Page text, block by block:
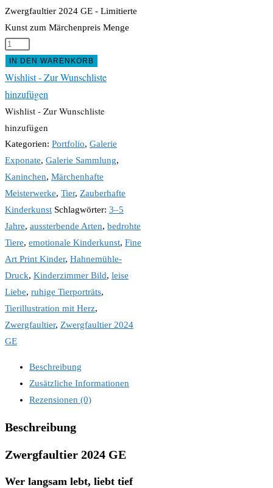
Zwergfaultier 2024 GE - Limitierte
Kunst zum Märchenpreis Menge
IN DEN WARENKORB
Wishlist - Zur Wunschliste
hinzufügen
Wishlist - Zur Wunschliste
hinzufügen
Kategorien: Portfolio, Galerie
Exponate, Galerie Sammlung,
Kaninchen, Märchenhafte
Meisterwerke, Tier, Zauberhafte
Kinderkunst Schlagwörter: 3–5
Jahre, aussterbende Arten, bedrohte
Tiere, emotionale Kinderkunst, Fine
Art Print Kinder, Hahnemühle-
Druck, Kinderzimmer Bild, leise
Liebe, ruhige Tierporträts,
Tierillustration mit Herz,
Zwergfaultier, Zwergfaultier 2024
GE
Beschreibung
Zusätzliche Informationen
Rezensionen (0)
Beschreibung
Zwergfaultier 2024 GE
Wer langsam lebt, liebt tief